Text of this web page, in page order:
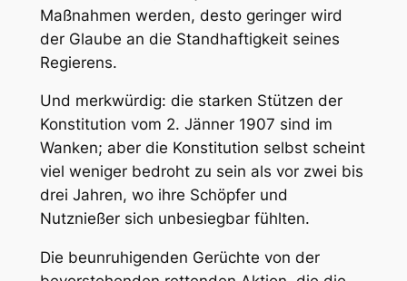
Maßnahmen werden, desto geringer wird
der Glaube an die Standhaftigkeit seines
Regierens.
Und merkwürdig: die starken Stützen der
Konstitution vom 2. Jänner 1907 sind im
Wanken; aber die Konstitution selbst scheint
viel weniger bedroht zu sein als vor zwei bis
drei Jahren, wo ihre Schöpfer und
Nutznießer sich unbesiegbar fühlten.
Die beunruhigenden Gerüchte von der